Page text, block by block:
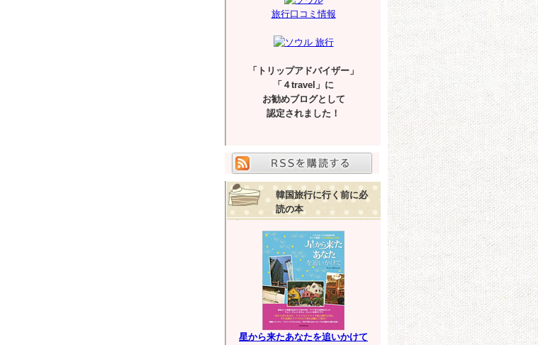
旅行口コミ情報
「トリップアドバイザー」
「４travel」に
お勧めブログとして
認定されました！
韓国旅行に行く前に必
読の本
星から来たあなたを追いかけて